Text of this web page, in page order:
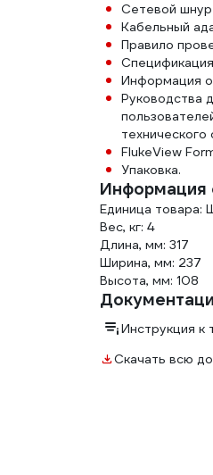
Сетевой шнур
Кабельный
Правило
Спецификация
Информация о
Руководства
FlukeView
Упаковка.
Информация
Единица товара:
Вес, кг: 4
Длина, мм: 317
Ширина, мм: 237
Высота, мм: 108
Инструкция к
Скачать всю